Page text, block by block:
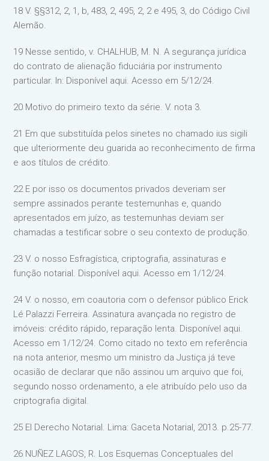
18 V. §§312, 2, 1, b, 483, 2, 495, 2, 2 e 495, 3, do Código Civil
Alemão.
19 Nesse sentido, v. CHALHUB, M. N. A segurança jurídica
do contrato de alienação fiduciária por instrumento
particular. In: Disponível aqui. Acesso em 5/12/24.
20 Motivo do primeiro texto da série. V. nota 3.
21 Em que substituída pelos sinetes no chamado ius sigili
que ulteriormente deu guarida ao reconhecimento de firma
e aos títulos de crédito.
22 E por isso os documentos privados deveriam ser
sempre assinados perante testemunhas e, quando
apresentados em juízo, as testemunhas deviam ser
chamadas a testificar sobre o seu contexto de produção.
23 V. o nosso Esfragística, criptografia, assinaturas e
função notarial. Disponível aqui. Acesso em 1/12/24.
24 V. o nosso, em coautoria com o defensor público Erick
Lé Palazzi Ferreira. Assinatura avançada no registro de
imóveis: crédito rápido, reparação lenta. Disponível aqui.
Acesso em 1/12/24. Como citado no texto em referência
na nota anterior, mesmo um ministro da Justiça já teve
ocasião de declarar que não assinou um arquivo que foi,
segundo nosso ordenamento, a ele atribuído pelo uso da
criptografia digital.
25 El Derecho Notarial. Lima: Gaceta Notarial, 2013. p.25-77.
26 NUÑEZ LAGOS, R. Los Esquemas Conceptuales del